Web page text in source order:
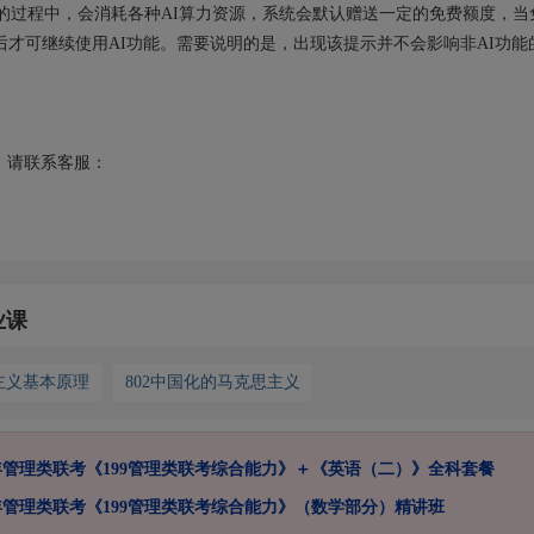
中，会消耗各种AI算力资源，系统会默认赠送一定的免费额度，当
可继续使用AI功能。需要说明的是，出现该提示并不会影响非AI功能
联系客服：
课
义基本原理 802中国化的马克思主义
管理类联考《199管理类联考综合能力》＋《英语（二）》全科套餐
管理类联考《199管理类联考综合能力》（数学部分）精讲班